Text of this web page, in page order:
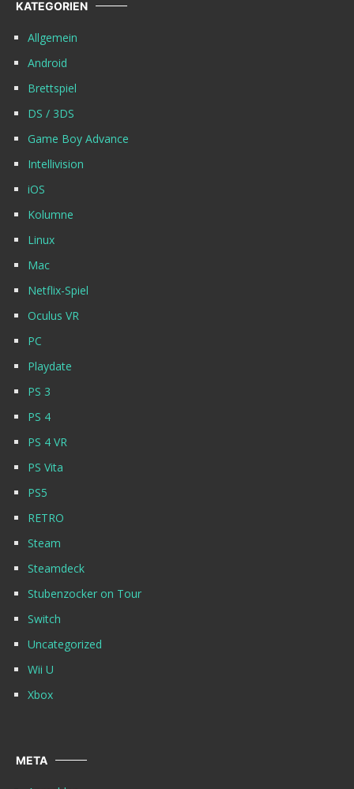
KATEGORIEN
Allgemein
Android
Brettspiel
DS / 3DS
Game Boy Advance
Intellivision
iOS
Kolumne
Linux
Mac
Netflix-Spiel
Oculus VR
PC
Playdate
PS 3
PS 4
PS 4 VR
PS Vita
PS5
RETRO
Steam
Steamdeck
Stubenzocker on Tour
Switch
Uncategorized
Wii U
Xbox
META